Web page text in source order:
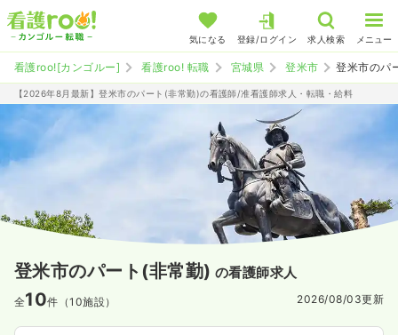
気になる 登録/ログイン 求人検索 メニュー
看護roo![カンゴルー] 看護roo! 転職 宮城県 登米市 登米市のパ
【2026年8月最新】登米市のパート(非常勤)の看護師/准看護師求人・転職・給料
登米市のパート(非常勤) の看護師求人
全10件（10施設） 2026/08/03更新